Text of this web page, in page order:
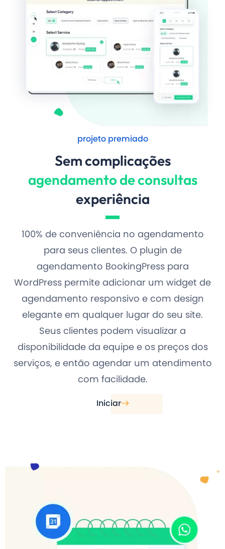
projeto premiado
Sem complicações
agendamento de consultas
experiência
100% de conveniência no agendamento
para seus clientes. O plugin de
agendamento BookingPress para
WordPress permite adicionar um widget de
agendamento responsivo e com design
elegante em qualquer lugar do seu site.
Seus clientes podem visualizar a
disponibilidade da equipe e os preços dos
serviços, e então agendar um atendimento
com facilidade.
Iniciar